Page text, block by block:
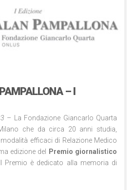
– I
– La Fondazione Giancarlo Quarta
che da circa 20 anni studia,
efficaci di Relazione Medico
edizione del Premio giornalistico
Il Premio è dedicato alla memoria di